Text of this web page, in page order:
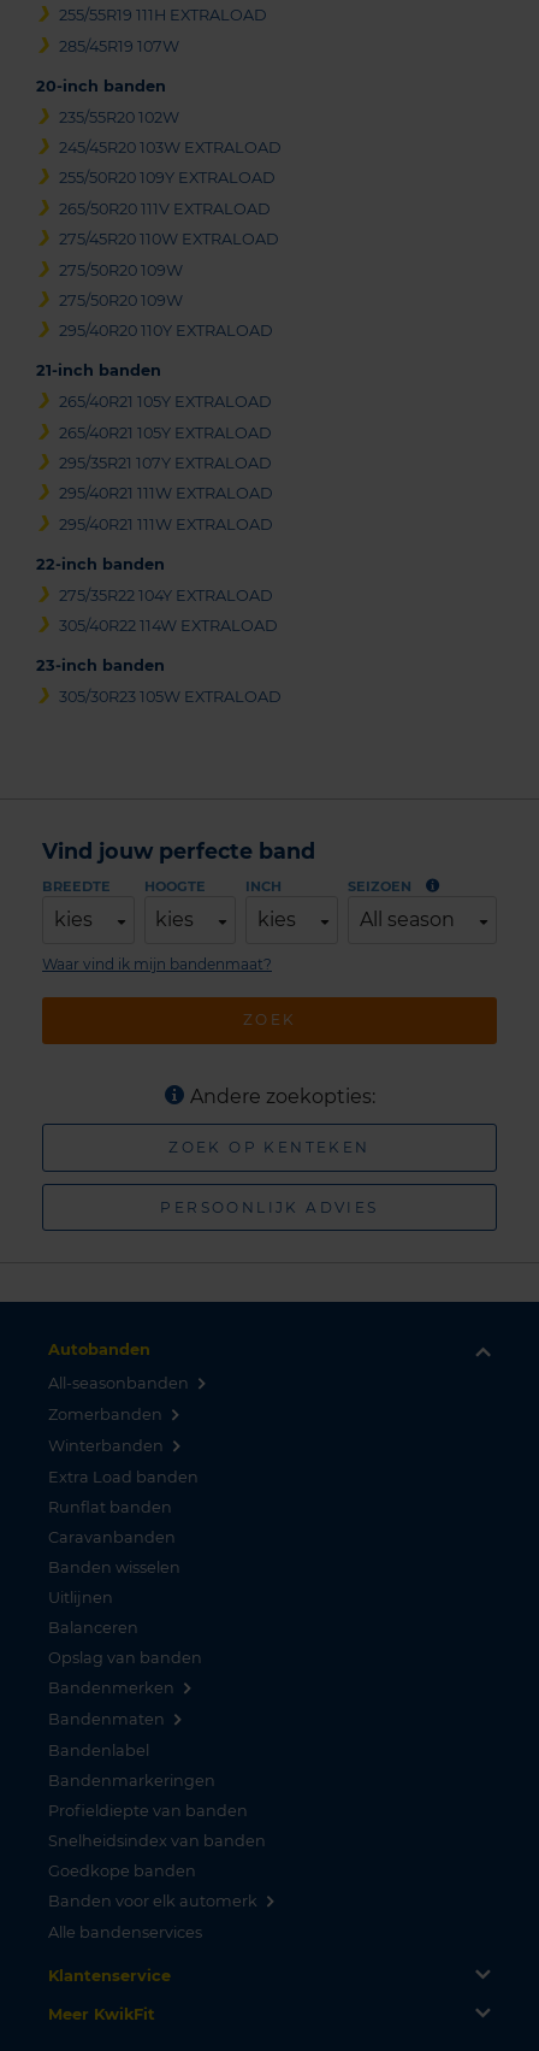
255/55R19 111H EXTRALOAD
285/45R19 107W
20-inch banden
235/55R20 102W
245/45R20 103W EXTRALOAD
255/50R20 109Y EXTRALOAD
265/50R20 111V EXTRALOAD
275/45R20 110W EXTRALOAD
275/50R20 109W
275/50R20 109W
295/40R20 110Y EXTRALOAD
21-inch banden
265/40R21 105Y EXTRALOAD
265/40R21 105Y EXTRALOAD
295/35R21 107Y EXTRALOAD
295/40R21 111W EXTRALOAD
295/40R21 111W EXTRALOAD
22-inch banden
275/35R22 104Y EXTRALOAD
305/40R22 114W EXTRALOAD
23-inch banden
305/30R23 105W EXTRALOAD
Vind jouw perfecte band
BREEDTE
kies
HOOGTE
kies
INCH
kies
SEIZOEN
All season
ZOEK
Waar vind ik mijn bandenmaat?
Andere zoekopties:
ZOEK OP KENTEKEN
PERSOONLIJK ADVIES
Autobanden
All-seasonbanden
Zomerbanden
Winterbanden
Extra Load banden
Runflat banden
Caravanbanden
Banden wisselen
Uitlijnen
Balanceren
Opslag van banden
Bandenmerken
Bandenmaten
Bandenlabel
Bandenmarkeringen
Profieldiepte van banden
Snelheidsindex van banden
Goedkope banden
Banden voor elk automerk
Alle bandenservices
Klantenservice
Meer KwikFit